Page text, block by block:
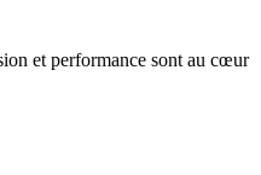
et performance sont au cœur